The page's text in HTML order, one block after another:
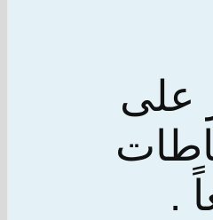
على
.